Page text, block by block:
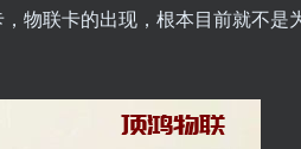
物联卡的出现，根本目前就不